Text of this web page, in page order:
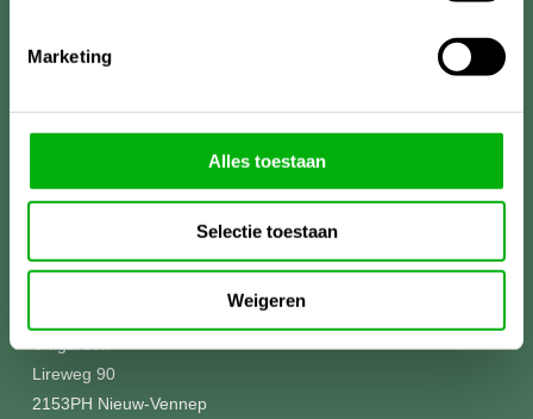
Marketing
Alles toestaan
Selectie toestaan
Weigeren
Lireweg 90
2153PH Nieuw-Vennep